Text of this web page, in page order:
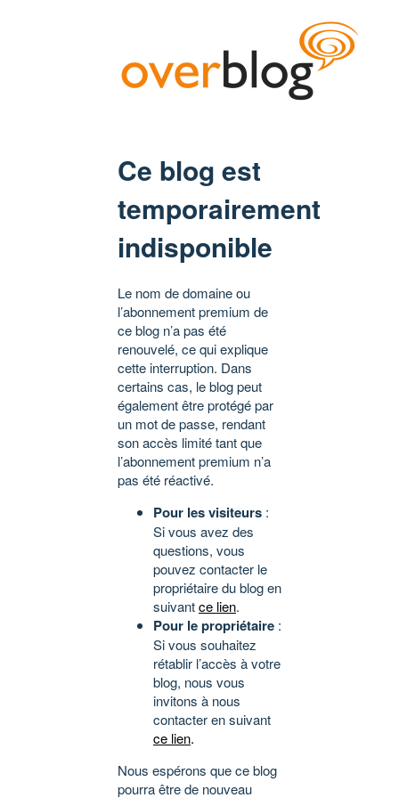
Ce blog est
temporairement
indisponible
Le nom de domaine ou
l’abonnement premium de
ce blog n’a pas été
renouvelé, ce qui explique
cette interruption. Dans
certains cas, le blog peut
également être protégé par
un mot de passe, rendant
son accès limité tant que
l’abonnement premium n’a
pas été réactivé.
Pour les visiteurs :
Si vous avez des
questions, vous
pouvez contacter le
propriétaire du blog en
suivantce lien.
Pour le propriétaire :
Si vous souhaitez
rétablir l’accès à votre
blog, nous vous
invitons à nous
contacter en suivant
ce lien.
Nous espérons que ce blog
pourra être de nouveau